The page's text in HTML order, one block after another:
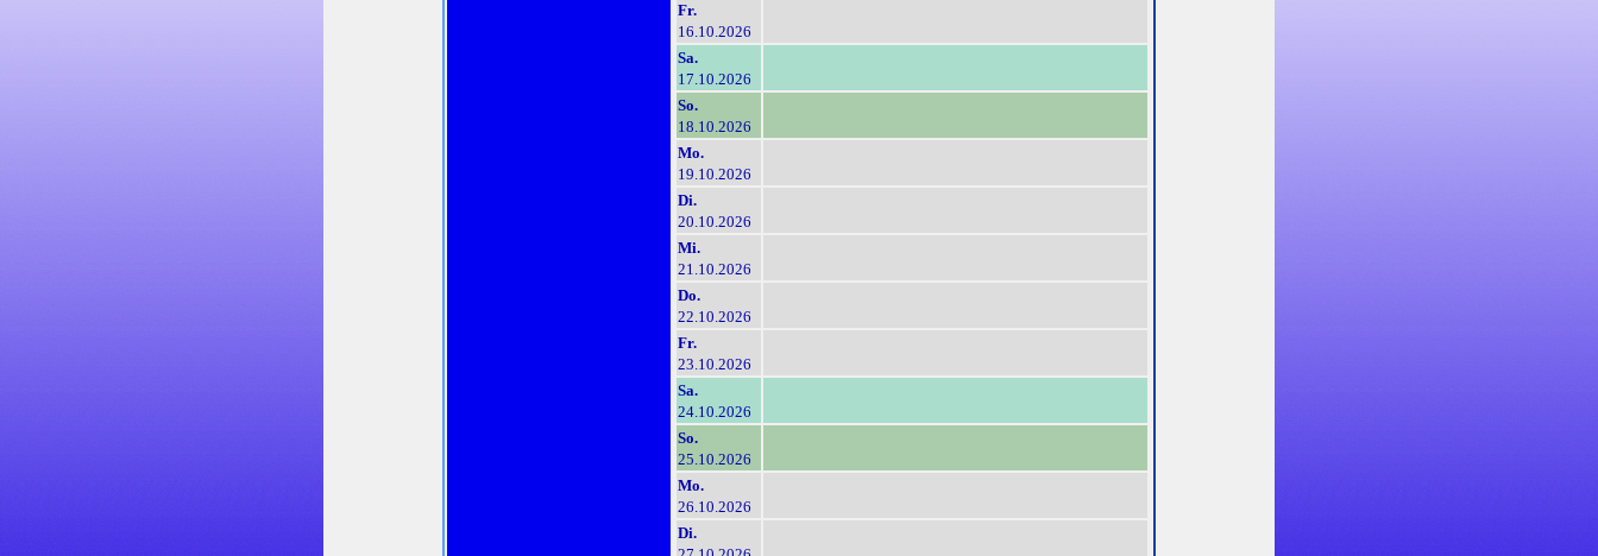
Fr.
16.10.2026
Sa.
17.10.2026
So.
18.10.2026
Mo.
19.10.2026
Di.
20.10.2026
Mi.
21.10.2026
Do.
22.10.2026
Fr.
23.10.2026
Sa.
24.10.2026
So.
25.10.2026
Mo.
26.10.2026
Di.